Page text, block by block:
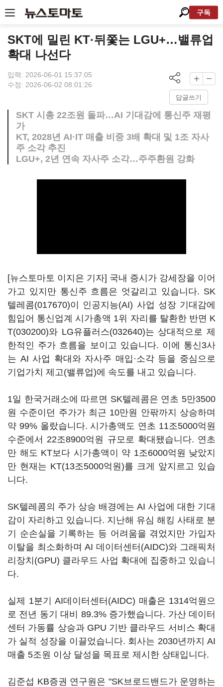
구독
SKT에 밀린 KT·뒤쫓는 LGU+…밸류업
확대 나선다
입력: 2026-06-01 15:37:05
수정: 2026-06-02 08:01:26
답글쓰기
SKT 시총 22조원 돌파…AI 기대감에 통신주 재평
가
KT, 2028년 AI·IT 매출 비중 3배 확대 및 1조 자사
주 소각 추진
LGU+, 2년 연속 자사주 소각…주주환원 강화
[뉴스토마토 이지은 기자] 국내 증시가 강세장을 이어
가고 있지만 통신주 흐름은 엇갈리고 있습니다. SK
텔레콤(017670)이 인공지능(AI) 사업 성장 기대감에
힘입어 통신업계 시가총액 1위 자리를 탈환한 반면 K
T(030200)와 LG유플러스(032640)는 상대적으로 제
한적인 주가 흐름을 보이고 있습니다. 이에 통신3사
는 AI 사업 확대와 자사주 매입·소각 등을 중심으로
기업가치 제고(밸류업)에 속도를 내고 있습니다.
1일 한국거래소에 따르면 SK텔레콤은 연초 5만3500
원 수준이던 주가가 최근 10만원 안팎까지 상승하며
약 99% 올랐습니다. 시가총액도 연초 11조5000억원
수준에서 22조8900억원 규모로 확대됐습니다. 연초
만 해도 KT보다 시가총액이 약 1조6000억원 낮았지
만 현재는 KT(13조5000억원)를 크게 앞지르고 있습
니다.
SK텔레콤의 주가 상승 배경에는 AI 사업에 대한 기대
감이 자리하고 있습니다. 지난해 유심 해킹 사태로 분
기 순손실을 기록하는 등 어려움을 겪었지만 가입자
이탈을 최소화하며 AI 데이터센터(AIDC)와 그래픽처
리장치(GPU) 클라우드 사업 확대에 집중하고 있습니
다.
실제 1분기 AI데이터센터(AIDC) 매출은 1314억원으
로 전년 동기 대비 89.3% 증가했습니다. 가산 데이터
센터 가동률 상승과 GPU 기반 클라우드 서비스 확대
가 실적 성장을 이끌었습니다. 회사는 2030년까지 AI
매출 5조원 이상 달성을 목표로 제시한 상태입니다.
김준섭 KB증권 연구원은 "SK브로드밴드가 운영하는